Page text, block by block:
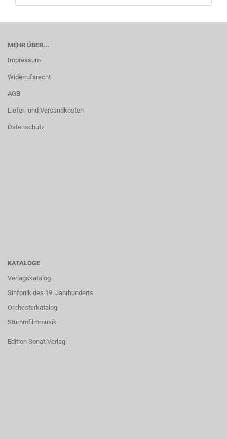
MEHR ÜBER...
Impressum
Widerrufsrecht
AGB
Liefer- und Versandkosten
Datenschutz
KATALOGE
Verlagskatalog
Sinfonik des 19. Jahrhunderts
Orchesterkatalog
Stummfilmmusik
Edition Sonat-Verlag